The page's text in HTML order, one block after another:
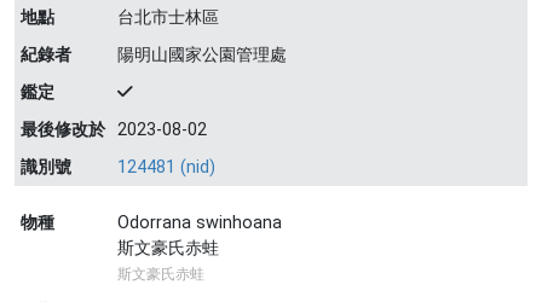
地點
台北市士林區
紀錄者
陽明山國家公園管理處
鑑定
最後修改於 2023-08-02
識別號
124481 (nid)
物種
Odorrana swinhoana
斯文豪氏赤蛙
斯文豪氏赤蛙